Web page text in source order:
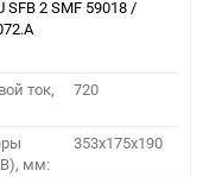
SFB 2 SMF 59018 /
ток,
720
мм:
353x175x190